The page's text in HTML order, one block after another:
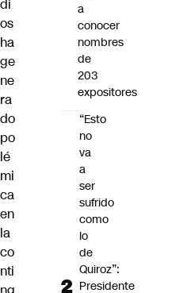
di
os
ha
ge
ne
ra
do
po
lé
mi
ca
en
la
co
nti
a
conocer
nombres
de
203
expositores
“Esto
no
va
a
ser
sufrido
como
lo
de
Quiroz”:
Presidente